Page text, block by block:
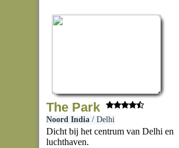
The Park
Noord India/ Delhi
Dicht bij het centrum van Delhi en
luchthaven.